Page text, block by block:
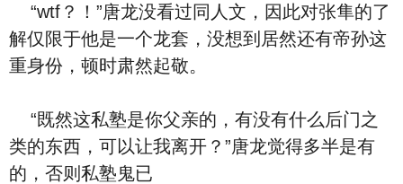
“wtf？！”唐龙没看过同人文，因此对张隼的了
解仅限于他是一个龙套，没想到居然还有帝孙这
重身份，顿时肃然起敬。
“既然这私塾是你父亲的，有没有什么后门之
类的东西，可以让我离开？”唐龙觉得多半是有
的，否则私塾鬼已